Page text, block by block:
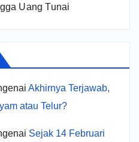
Uang Tunai
Akhirnya Terjawab,
atau Telur?
Sejak 14 Februari